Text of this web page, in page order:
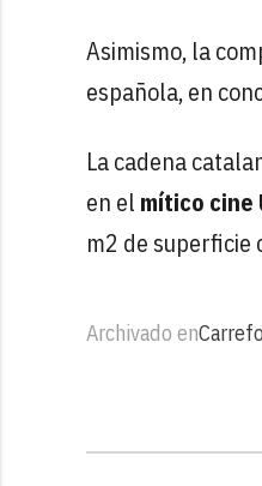
Asimismo, la
española, en
La cadena
en el mítico cine
m2 de superficie
Archivado en